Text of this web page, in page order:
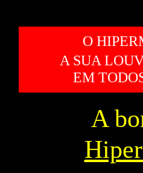
O
A SUA
EM
A